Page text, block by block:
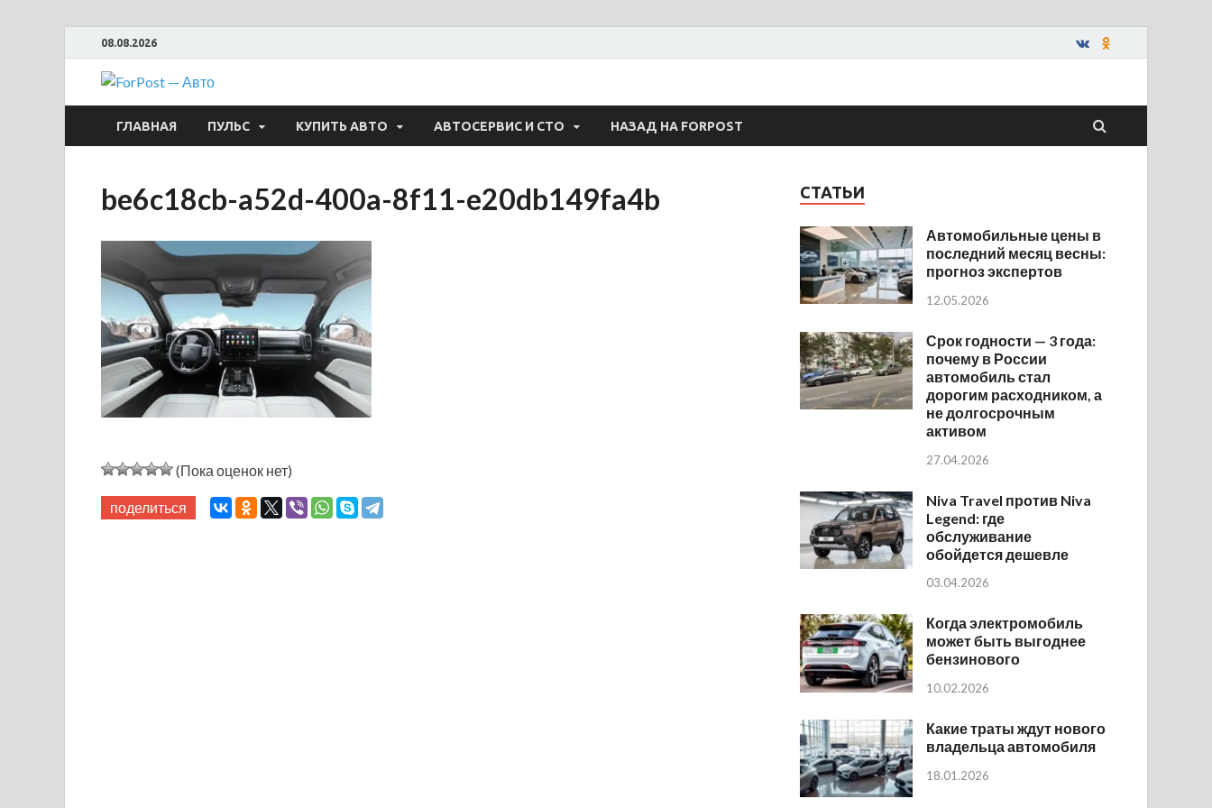
08.08.2026
ForPost — Авто
ГЛАВНАЯ ПУЛЬС КУПИТЬ АВТО АВТОСЕРВИС И СТО НАЗАД НА FORPOST
be6c18cb-a52d-400a-8f11-e20db149fa4b
(Пока оценок нет)
поделиться
СТАТЬИ
Автомобильные цены в
последний месяц весны:
прогноз экспертов
12.05.2026
Срок годности — 3 года:
почему в России
автомобиль стал
дорогим расходником, а
не долгосрочным
активом
27.04.2026
Niva Travel против Niva
Legend: где
обслуживание
обойдется дешевле
03.04.2026
Когда электромобиль
может быть выгоднее
бензинового
10.02.2026
Какие траты ждут нового
владельца автомобиля
18.01.2026